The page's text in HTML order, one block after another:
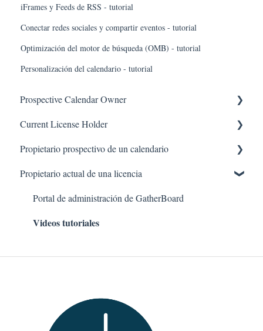
iFrames y Feeds de RSS - tutorial
Conectar redes sociales y compartir eventos - tutorial
Optimización del motor de búsqueda (OMB) - tutorial
Personalización del calendario - tutorial
Prospective Calendar Owner
GatherBoard Features
Case Studies
FAQ
Current License Holder
GatherBoard Management Portal
Tutorial Videos
Propietario prospectivo de un calendario
Preguntas más frecuentes
Estudios de caso
Características de GatherBoard
Propietario actual de una licencia
Portal de administración de GatherBoard
Videos tutoriales